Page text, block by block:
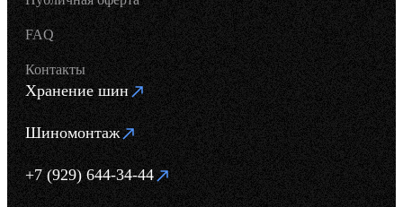
FAQ
Контакты
Хранение шин
Шиномонтаж
+7 (929) 644-34-44